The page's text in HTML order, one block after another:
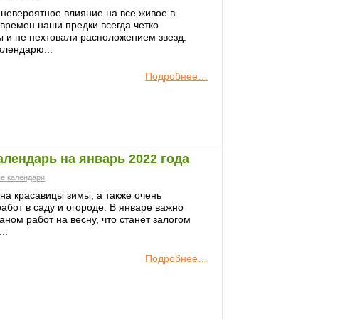
влияние на все живое в
наши предки всегда четко
не нехтовали расположением звезд.
Подробнее…
на январь 2022 года
календари
красавицы зимы, а также очень
в саду и огороде. В январе важно
работ на весну, что станет залогом
Подробнее…